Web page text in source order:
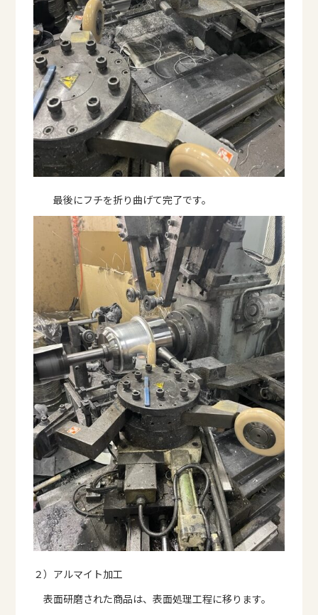
最後にフチを折り曲げて完了です。
２）アルマイト加工
表面研磨された商品は、表面処理工程に移ります。